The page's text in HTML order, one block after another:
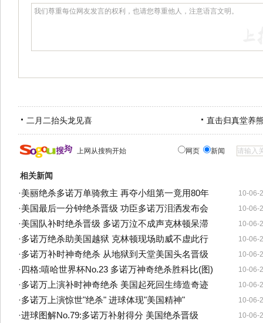
二月二抬头龙见喜 直击归真堂养
上网从搜狗开始 网页 新闻
相关新闻
10-06-
·美丽绝杀多诺万单骑救主 再夺小组第一竟用80年
10-06-
·美国最后一分钟绝杀晋级 功臣多诺万泪洒发布会
10-06-
·美国队补时绝杀晋级 多诺万泣不成声克林顿呆滞
10-06-
·多诺万绝杀助美国越狱 克林顿现场助威不虚此行
10-06-
·多诺万补时神奇绝杀 从地狱到天堂美国头名晋级
10-06-
· 四格:嘻哈世界杯No.23 多诺万神奇绝杀胜科比(图)
10-06-
·多诺万上演补时神奇绝杀 美国起死回生缔造奇迹
10-06-
·多诺万上演惊世"绝杀" 进球体现"美国精神"
10-06-
·进球图解No.79:多诺万补射得分 美国绝杀晋级